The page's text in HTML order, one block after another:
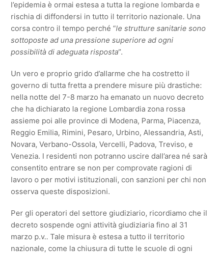
l’epidemia è ormai estesa a tutta la regione lombarda e
rischia di diffondersi in tutto il territorio nazionale. Una
corsa contro il tempo perché “le strutture sanitarie sono
sottoposte ad una pressione superiore ad ogni
possibilità di adeguata risposta”.
Un vero e proprio grido d’allarme che ha costretto il
governo di tutta fretta a prendere misure più drastiche:
nella notte del 7-8 marzo ha emanato un nuovo decreto
che ha dichiarato la regione Lombardia zona rossa
assieme poi alle province di Modena, Parma, Piacenza,
Reggio Emilia, Rimini, Pesaro, Urbino, Alessandria, Asti,
Novara, Verbano-Ossola, Vercelli, Padova, Treviso, e
Venezia. I residenti non potranno uscire dall’area né sarà
consentito entrare se non per comprovate ragioni di
lavoro o per motivi istituzionali, con sanzioni per chi non
osserva queste disposizioni.
Per gli operatori del settore giudiziario, ricordiamo che il
decreto sospende ogni attività giudiziaria fino al 31
marzo p.v.. Tale misura è estesa a tutto il territorio
nazionale, come la chiusura di tutte le scuole di ogni